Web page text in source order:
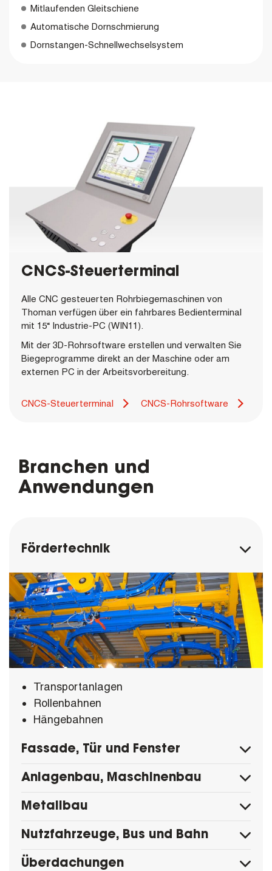
Mitlaufenden Gleitschiene
Automatische Dornschmierung
Dornstangen-Schnellwechselsystem
CNCS-Steuerterminal
Alle CNC gesteuerten Rohrbiegemaschinen von
Thoman verfügen über ein fahrbares Bedienterminal
mit 15“ Industrie-PC (WIN11).
Mit der 3D-Rohrsoftware erstellen und verwalten Sie
Biegeprogramme direkt an der Maschine oder am
externen PC in der Arbeitsvorbereitung.
CNCS-Steuerterminal CNCS-Rohrsoftware
Branchen und
Anwendungen
Fördertechnik
Transportanlagen
Rollenbahnen
Hängebahnen
Fassade, Tür und Fenster
Anlagenbau, Maschinenbau
Metallbau
Nutzfahrzeuge, Bus und Bahn
Überdachungen